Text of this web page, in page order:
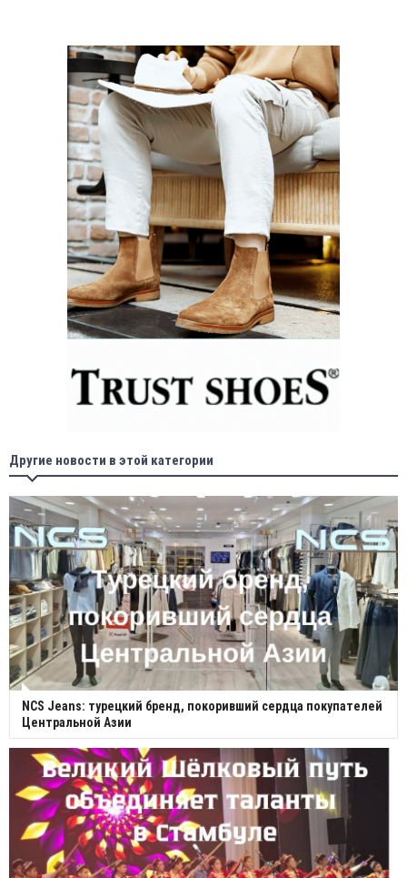
Другие новости в этой категории
NCS Jeans: турецкий бренд, покоривший сердца покупателей
Центральной Азии